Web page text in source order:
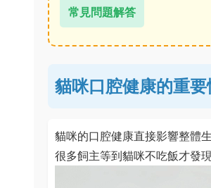
常見問題解答
貓咪口腔健康的重要
貓咪的口腔健康直接影響整體
很多飼主等到貓咪不吃飯才發